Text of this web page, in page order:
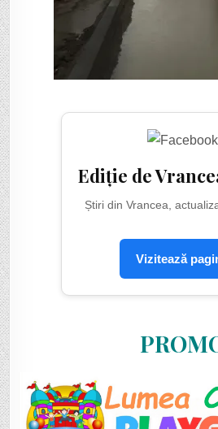
Ediție de
Știri din Vrancea,
Vizitează